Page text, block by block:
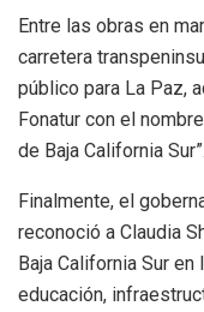
Entre las obras en
carretera
público para La Paz,
Fonatur con el
de Baja California Sur”.
Finalmente, el
reconoció a Claudia
Baja California Sur
educación,